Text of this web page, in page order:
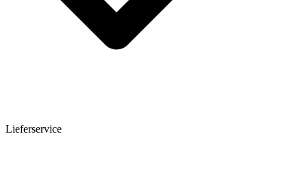
Lieferservice